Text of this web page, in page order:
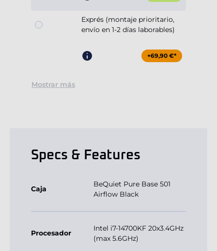
Exprés (montaje prioritario,
envío en 1-2 días laborables)
+69,90 €*
Mostrar más
Specs & Features
Caja
BeQuiet Pure Base 501
Airflow Black
Procesador
Intel i7-14700KF 20x3.4GHz
(max 5.6GHz)